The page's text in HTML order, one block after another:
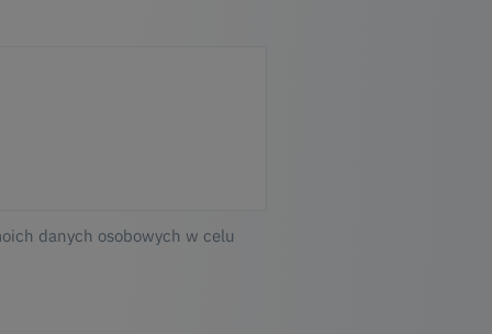
danych osobowych w celu